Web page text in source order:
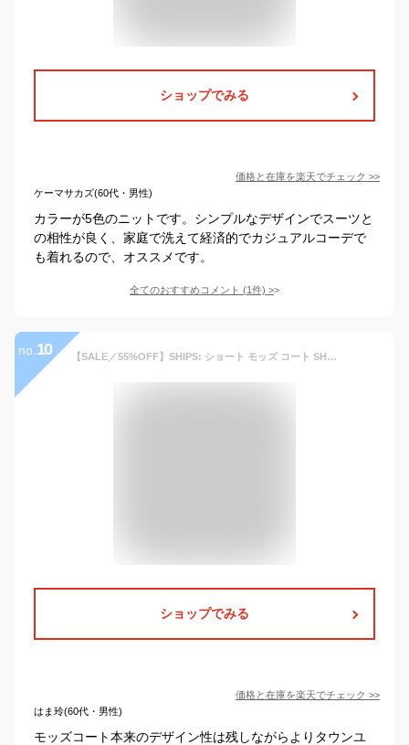
ショップでみる
価格と在庫を楽天でチェック >>
ケーマサカズ(60代・男性)
カラーが5色のニットです。シンプルなデザインでスーツと
の相性が良く、家庭で洗えて経済的でカジュアルコーデで
も着れるので、オススメです。
全てのおすすめコメント (1件) >
no. 10 【SALE／55%OFF】SHIPS: ショート モッズ コート SHIPS MEN シップス ジャケット・アウター モッズコート グリーン ネイビー ブラック【RBA_E】【送料無料】[Rakuten Fashion]
ショップでみる
価格と在庫を楽天でチェック >>
はま玲(60代・男性)
モッズコート本来のデザイン性は残しながらよりタウンユ